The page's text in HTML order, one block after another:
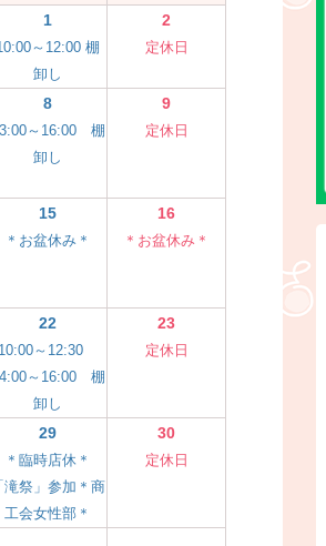
1
～12:00 棚
卸し
2
定休日
8
～16:00 棚
卸し
9
定休日
15
＊お盆休み＊
16
＊お盆休み＊
22
10:00～12:30
～16:00 棚
卸し
23
定休日
29
＊臨時店休＊
滝祭」参加＊商
工会女性部＊
30
定休日